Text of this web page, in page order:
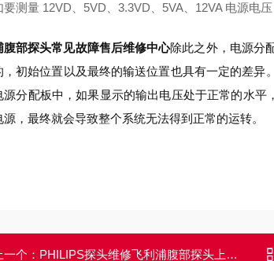
要测量 12VD、5VD、3.3VD、5VA、12VA 电源电
腹部探头常见故障售后维修中心除此之外，电源分
，初始位置以及最终的输送位置也具有一定的差
源分配板中，如果显示的输出电压处于正常的水
源，最终就会导致整个系统无法得到正常的运转。
一个： PHILIPS探头维修飞利浦腹部探头上机图像显示不清晰维修解决